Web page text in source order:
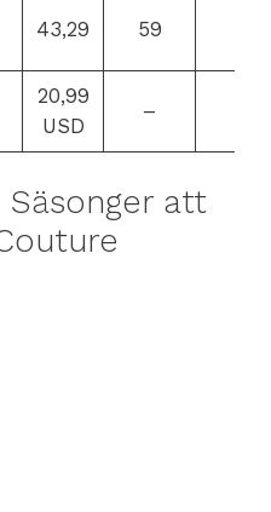
43,29 59
20,99
USD
–
Säsonger att